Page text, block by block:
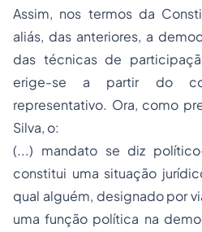
Assim, nos termos da
aliás, das anteriores, a
das técnicas de
erige-se a partir do
representativo. Ora, como
Silva, o:
(...) mandato se diz
constitui uma situação
qual alguém, designado por
uma função política na